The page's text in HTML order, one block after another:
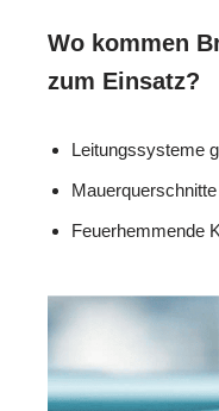
Wo kommen
zum Einsatz?
Leitungssysteme
Feuerhemmende